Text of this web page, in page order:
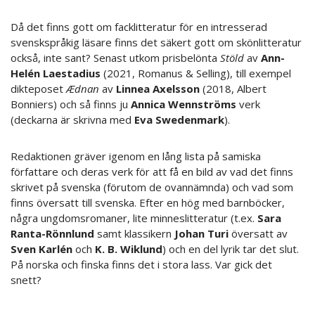
Då det finns gott om facklitteratur för en intresserad
svenskspråkig läsare finns det säkert gott om skönlitteratur
också, inte sant? Senast utkom prisbelönta Stöld av Ann-
Helén Laestadius (2021, Romanus & Selling), till exempel
dikteposet Ædnan av Linnea Axelsson (2018, Albert
Bonniers) och så finns ju Annica Wennströms verk
(deckarna är skrivna med Eva Swedenmark).
Redaktionen gräver igenom en lång lista på samiska
författare och deras verk för att få en bild av vad det finns
skrivet på svenska (förutom de ovannämnda) och vad som
finns översatt till svenska. Efter en hög med barnböcker,
några ungdomsromaner, lite minneslitteratur (t.ex. Sara
Ranta-Rönnlund samt klassikern Johan Turi översatt av
Sven Karlén och K. B. Wiklund) och en del lyrik tar det slut.
På norska och finska finns det i stora lass. Var gick det
snett?